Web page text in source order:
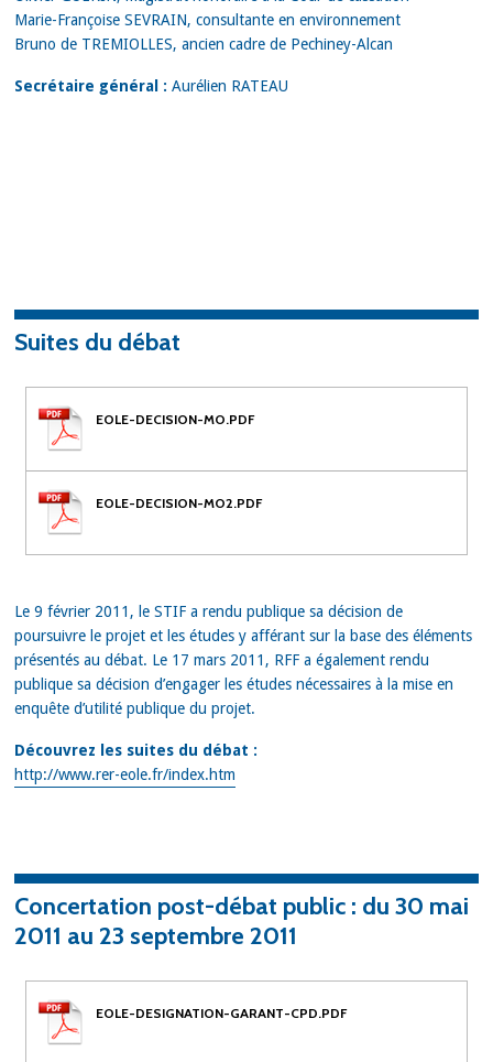
Marie-Françoise SEVRAIN, consultante en environnement
Bruno de TREMIOLLES, ancien cadre de Pechiney-Alcan
Secrétaire général : Aurélien RATEAU
Suites du débat
EOLE-DECISION-MO.PDF
EOLE-DECISION-MO2.PDF
Le 9 février 2011, le STIF a rendu publique sa décision de
poursuivre le projet et les études y afférant sur la base des éléments
présentés au débat. Le 17 mars 2011, RFF a également rendu
publique sa décision d’engager les études nécessaires à la mise en
enquête d’utilité publique du projet.
Découvrez les suites du débat :
http://www.rer-eole.fr/index.htm
Concertation post-débat public : du 30 mai
2011 au 23 septembre 2011
EOLE-DESIGNATION-GARANT-CPD.PDF